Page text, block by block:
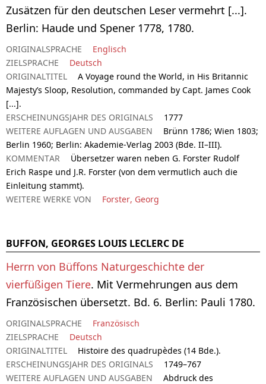
Zusätzen für den deutschen Leser vermehrt [...].
Berlin: Haude und Spener 1778, 1780.
ORIGINALSPRACHE
Englisch
ZIELSPRACHE
Deutsch
ORIGINALTITEL
A Voyage round the World, in His Britannic
Majesty’s Sloop, Resolution, commanded by Capt. James Cook
[...].
ERSCHEINUNGSJAHR DES ORIGINALS
1777
WEITERE AUFLAGEN UND AUSGABEN
Brünn 1786; Wien 1803;
Berlin 1960; Berlin: Akademie-Verlag 2003 (Bde. II–III).
KOMMENTAR
Übersetzer waren neben G. Forster Rudolf
Erich Raspe und J.R. Forster (von dem vermutlich auch die
Einleitung stammt).
WEITERE WERKE VON
Forster, Georg
BUFFON, GEORGES LOUIS LECLERC DE
Herrn von Büffons Naturgeschichte der
vierfüßigen Tiere. Mit Vermehrungen aus dem
Französischen übersetzt. Bd. 6. Berlin: Pauli 1780.
ORIGINALSPRACHE
Französisch
ZIELSPRACHE
Deutsch
ORIGINALTITEL
Histoire des quadrupèdes (14 Bde.).
ERSCHEINUNGSJAHR DES ORIGINALS
1749–767
WEITERE AUFLAGEN UND AUSGABEN
Abdruck des